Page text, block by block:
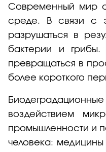
Современный мир
среде. В связи с
разрушаться в
бактерии и грибы.
превращаться в
более короткого
воздействием
промышленности и
человека: